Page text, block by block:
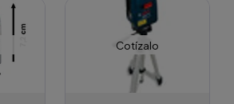
Cotízalo